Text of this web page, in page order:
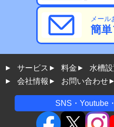
メール
簡
サービス 料金 水槽
会社情報
お問い合わせ
SNS・Youtube